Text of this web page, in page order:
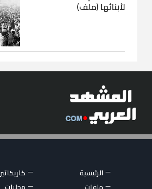
لأبنائها (ملف)
الرئيسية
كاريكاتير